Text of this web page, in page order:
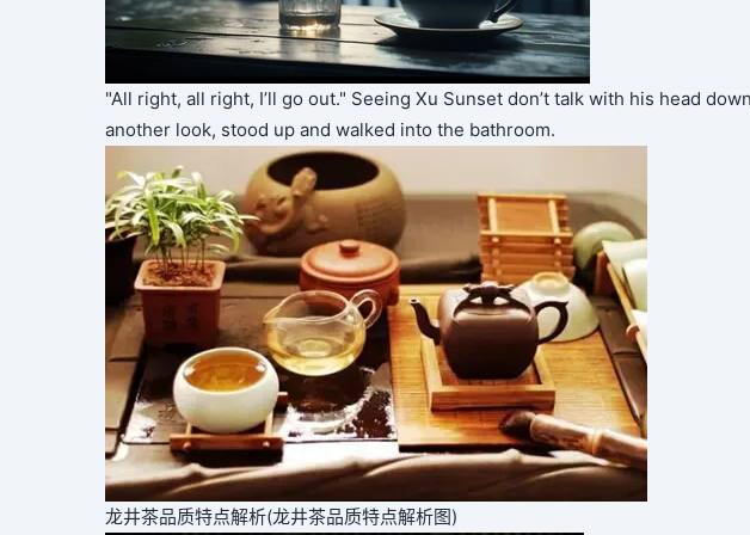
"All right, all right, I’ll go out." Seeing Xu Sunset don’t talk with his head
another look, stood up and walked into the bathroom.
龙井茶品质特点解析(龙井茶品质特点解析图)